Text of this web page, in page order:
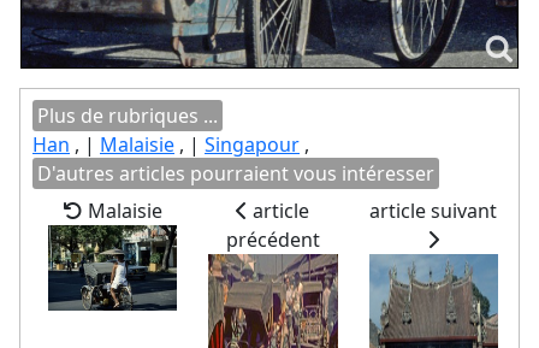
Plus de rubriques ...
Han , | Malaisie , | Singapour ,
D'autres articles pourraient vous intéresser
Malaisie
article
précédent
article suivant